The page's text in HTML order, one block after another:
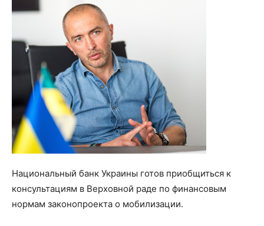
Национальный банк Украины готов приобщиться к
консультациям в Верховной раде по финансовым
нормам законопроекта о мобилизации.